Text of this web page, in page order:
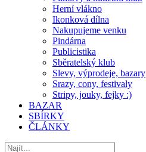
Herní vlákno
Ikonková dílna
Nakupujeme venku
Pindárna
Publicistika
Sběratelský klub
Slevy, výprodeje, bazary
Srazy, cony, festivaly
Stripy, jouky, fejky :)
BAZAR
SBÍRKY
ČLÁNKY